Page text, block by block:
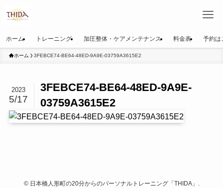
ホーム トレーニング 加圧整体・ケアメンテナンス 料金表 予約は
ホーム 3FEBCE74-BE64-48ED-9A9E-03759A3615E2
3FEBCE74-BE64-48ED-9A9E-
03759A3615E2
2023
5/17
©日本橋人形町の20分からのパーソナルトレーニング「THIDA」.